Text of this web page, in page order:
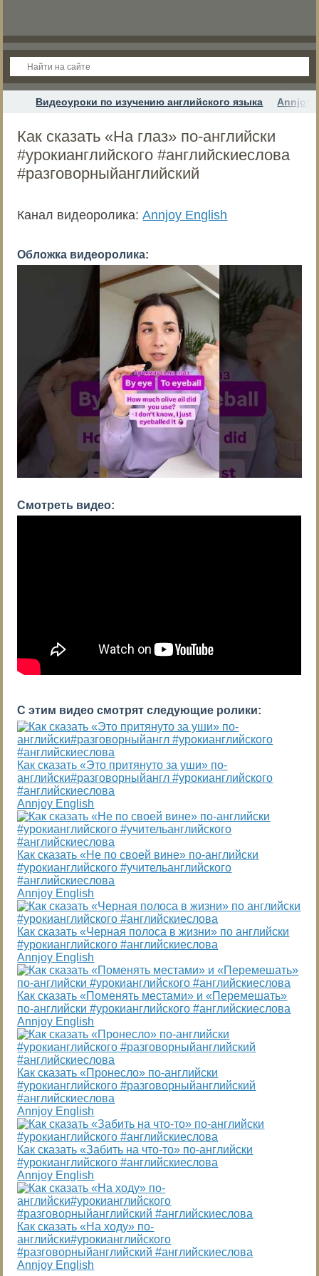
Видеоуроки по изучению английского языка Annjoy
Как сказать «На глаз» по-английски
#урокианглийского #английскиеслова
#разговорныйанглийский
Канал видеоролика:Annjoy English
Обложка видеоролика:
Смотреть видео:
С этим видео смотрят следующие ролики:
Как сказать «Это притянуто за уши» по-
английски#разговорныйангл #урокианглийского
#английскиеслова
Annjoy English
Как сказать «Не по своей вине» по-английски
#урокианглийского #учительанглийского
#английскиеслова
Annjoy English
Как сказать «Черная полоса в жизни» по английски
#урокианглийского #английскиеслова
Annjoy English
Как сказать «Поменять местами» и «Перемешать»
по-английски #урокианглийского #английскиеслова
Annjoy English
Как сказать «Пронесло» по-английски
#урокианглийского #разговорныйанглийский
#английскиеслова
Annjoy English
Как сказать «Забить на что-то» по-английски
#урокианглийского #английскиеслова
Annjoy English
Как сказать «На ходу» по-
английски#урокианглийского
#разговорныйанглийский #английскиеслова
Annjoy English